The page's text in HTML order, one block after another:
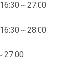
～27:00
～28:00
27:00